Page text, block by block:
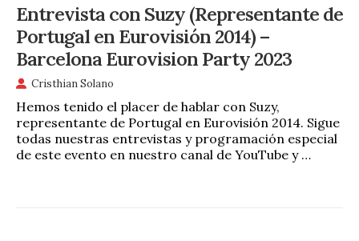
Entrevista con Suzy (Representante de
Portugal en Eurovisión 2014) –
Barcelona Eurovision Party 2023
Cristhian Solano
Hemos tenido el placer de hablar con Suzy,
representante de Portugal en Eurovisión 2014. Sigue
todas nuestras entrevistas y programación especial
de este evento en nuestro canal de YouTube y …